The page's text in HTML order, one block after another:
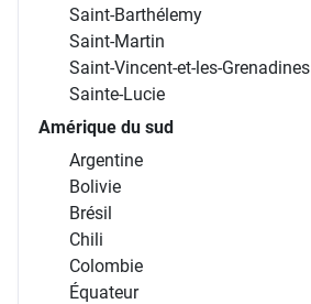
Saint-Barthélemy
Saint-Martin
Saint-Vincent-et-les-Grenadines
Sainte-Lucie
Amérique du sud
Argentine
Bolivie
Brésil
Chili
Colombie
Équateur